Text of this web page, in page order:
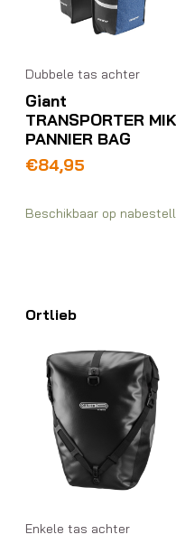
Dubbele tas achter
Giant
TRANSPORTER MIK
PANNIER BAG
€84,95
Beschikbaar op
Ortlieb
Enkele tas achter